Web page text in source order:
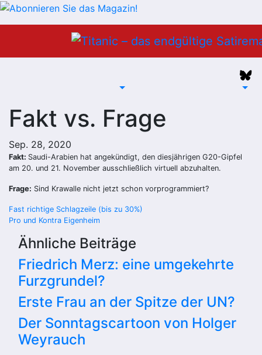
Fakt vs. Frage
Sep. 28, 2020
Fakt: Saudi-Arabien hat angekündigt, den diesjährigen G20-Gipfel
am 20. und 21. November ausschließlich virtuell abzuhalten.
Frage: Sind Krawalle nicht jetzt schon vorprogrammiert?
Beitragsnavigation
Fast richtige Schlagzeile (bis zu 30%)
Pro und Kontra Eigenheim
Ähnliche Beiträge
Friedrich Merz: eine umgekehrte
Furzgrundel?
Erste Frau an der Spitze der UN?
Der Sonntagscartoon von Holger
Weyrauch